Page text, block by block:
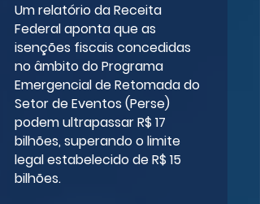
Um relatório da Receita
Federal aponta que as
isenções fiscais concedidas
no âmbito do Programa
Emergencial de Retomada do
Setor de Eventos (Perse)
podem ultrapassar R$ 17
bilhões, superando o limite
legal estabelecido de R$ 15
bilhões.